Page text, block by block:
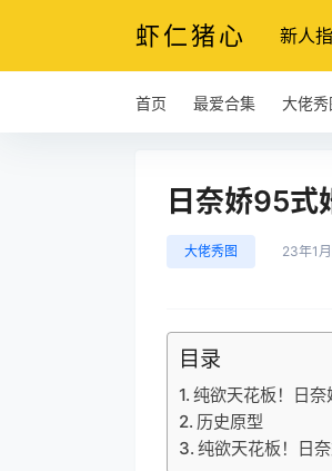
虾仁猪心 新人
首页 最爱合集 大佬秀
日奈娇95式
大佬秀图 23年1
目录
纯欲天花板！日
历史原型
纯欲天花板！日